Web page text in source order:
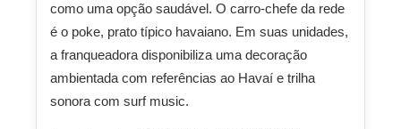
como uma opção saudável. O carro-chefe da rede
é o poke, prato típico havaiano. Em suas unidades,
a franqueadora disponibiliza uma decoração
ambientada com referências ao Havaí e trilha
sonora com surf music.